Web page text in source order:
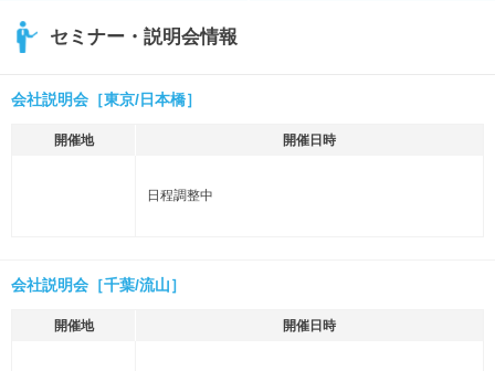
セミナー・説明会情報
会社説明会［東京/日本橋］
開催地 開催日時
日程調整中
会社説明会［千葉/流山］
開催地 開催日時